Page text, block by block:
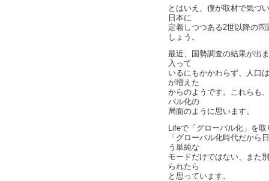
とはいえ、僕が取材で気づ
日本に
定着しつつある2世以降の
しょう。
最近、国勢調査の結果が出
入って
いるにもかかわらず、人口
が増えた
からのようです。これらも
バル化の
局面のように思います。
Lifeで「グローバル化」を
「グローバル化時代だから
う単純な
モードだけではない、また
られたら
と思っています。